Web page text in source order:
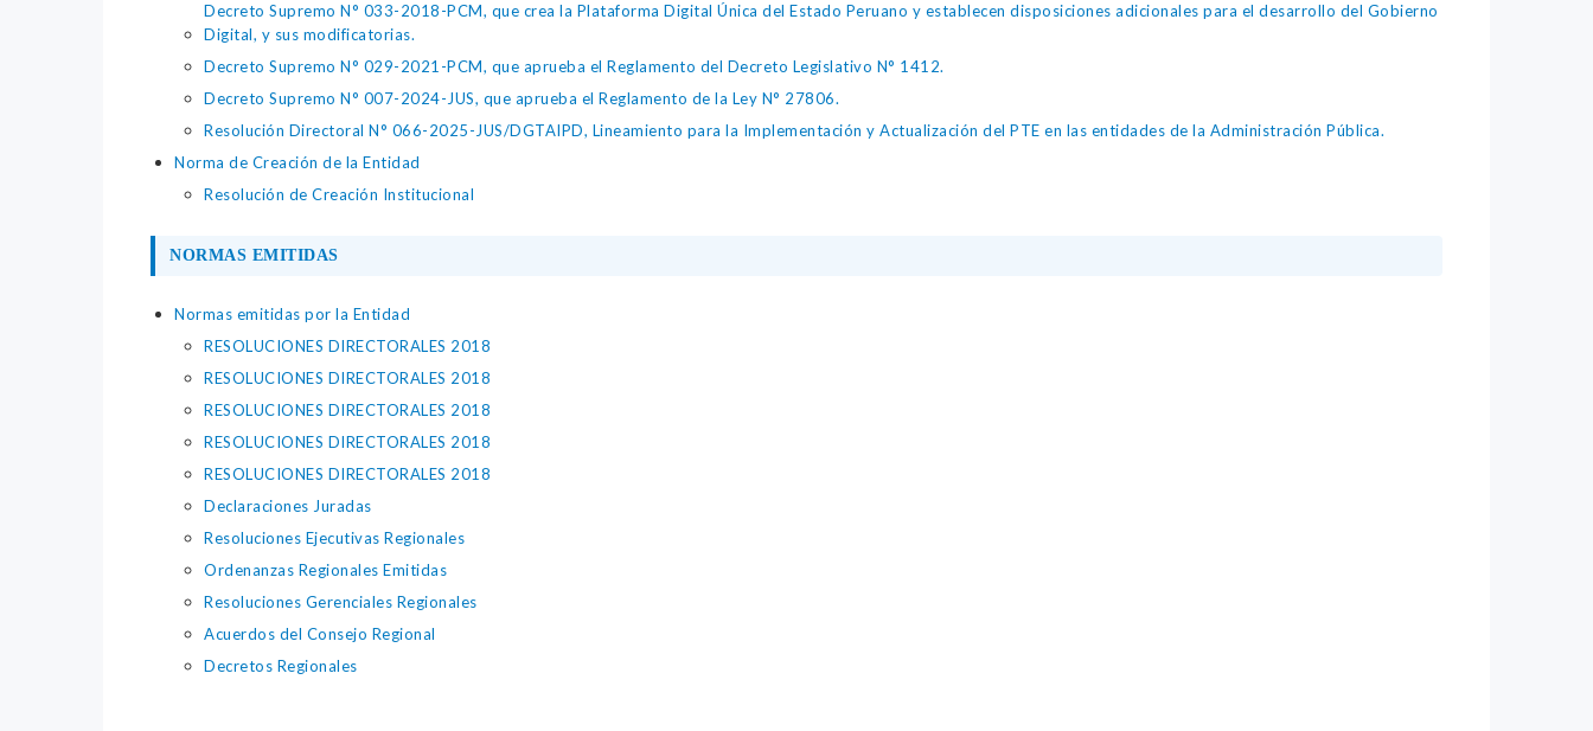
Decreto Supremo N° 033-2018-PCM, que crea la Plataforma Digital Única del Estado Peruano y establecen disposiciones adicionales para el desarrollo del Gobierno
Digital, y sus modificatorias.
Decreto Supremo N° 029-2021-PCM, que aprueba el Reglamento del Decreto Legislativo N° 1412.
Decreto Supremo N° 007-2024-JUS, que aprueba el Reglamento de la Ley N° 27806.
Resolución Directoral N° 066-2025-JUS/DGTAIPD, Lineamiento para la Implementación y Actualización del PTE en las entidades de la Administración Pública.
Norma de Creación de la Entidad
Resolución de Creación Institucional
NORMAS EMITIDAS
Normas emitidas por la Entidad
RESOLUCIONES DIRECTORALES 2018
RESOLUCIONES DIRECTORALES 2018
RESOLUCIONES DIRECTORALES 2018
RESOLUCIONES DIRECTORALES 2018
RESOLUCIONES DIRECTORALES 2018
Declaraciones Juradas
Resoluciones Ejecutivas Regionales
Ordenanzas Regionales Emitidas
Resoluciones Gerenciales Regionales
Acuerdos del Consejo Regional
Decretos Regionales